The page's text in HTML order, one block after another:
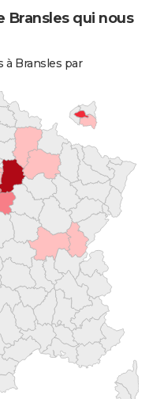
Bransles qui nous
à Bransles par